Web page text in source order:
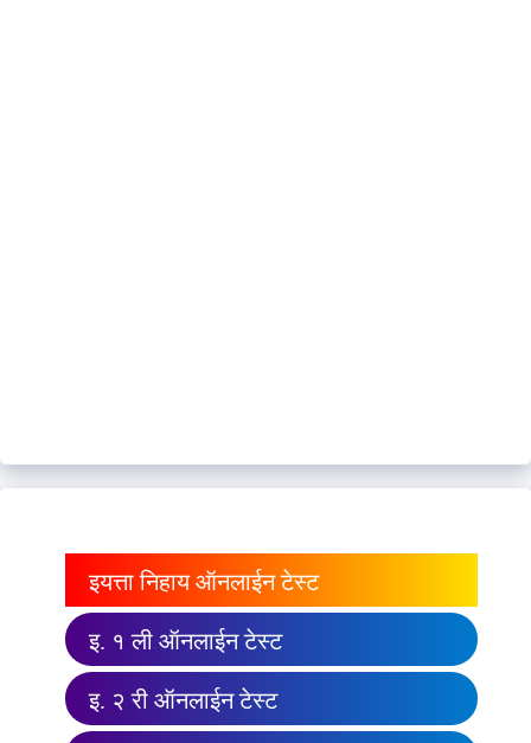
इयत्ता निहाय ऑनलाईन टेस्ट
इ. १ ली ऑनलाईन टेस्ट
इ. २ री ऑनलाईन टेस्ट